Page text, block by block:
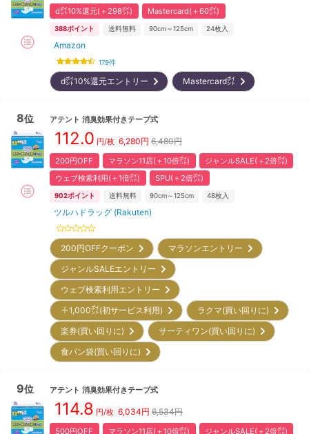
d㌽10%還元(＋298㌽) Mastercard(＋60㌽)
388ポイント 送料無料 90cm～125cm 24枚入
Amazon
179件
d㌽10%還元エントリー Mastercard㌽
8位 アテント 消臭効果付きテープ式
112.0 円/枚 6,280円 6,480円
200円OFF マラソン11店(＋10倍㌽)
ジャンルSALE(＋2倍㌽)
ウェブ検索利用(＋1倍㌽)
SPU(＋2倍㌽)
902ポイント 送料無料 90cm～125cm 48枚入
ツルハドラッグ (Rakuten)
200円OFFクーポン
マラソンエントリー
ジャンルSALEエントリー
ウェブ検索利用エントリー
＋1,000㌽(初サービス利用)
ラクマ(買い回りに)
楽券(買い回りに)
サーティワン(買い回りに)
食パン袋(買い回りに)
9位 アテント 消臭効果付きテープ式
114.8 円/枚 6,034円 6,534円
500円OFF マラソン11店(＋10倍㌽) ジャンルSALE(＋2倍㌽)